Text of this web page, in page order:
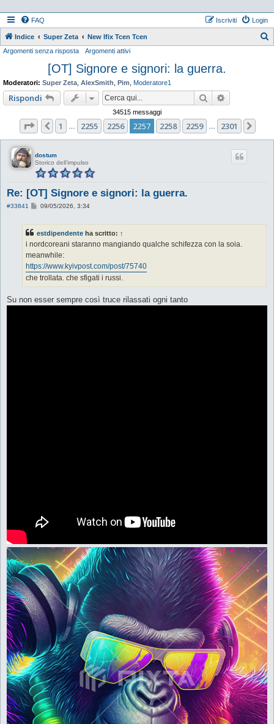
FAQ Login
Iscriviti
Indice Super Zeta New Ifix Tcen Tcen
Argomenti senza risposta Argomenti attivi
[OT] Signore e signori: la guerra.
Moderatori: Super Zeta AlexSmith Pim Moderatore1
Rispondi Cerca
34515 messaggi
Pagina di2301
Precedente
1 2255 2256 2257 2258 2259 2301
dostum
Storico dell'impulso
Re: [OT] Signore e signori: la guerra.
#33841
M
a
g
i
o
09/05/2026, 3:34
estdipendente ha scritto: ↑
i nordcoreani staranno mangiando qualche schifezza con la soia.
meanwhile:
https://www.kyivpost.com/post/75740
che trollata. che sfigati i russi.
Su non esser sempre così truce rilassati ogni tanto